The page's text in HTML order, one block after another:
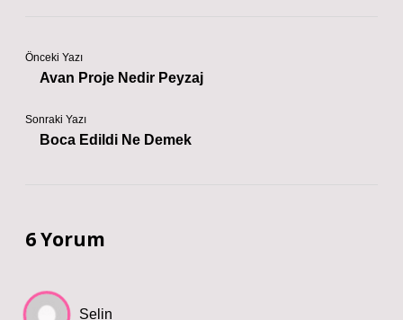
Önceki Yazı
Avan Proje Nedir Peyzaj
Sonraki Yazı
Boca Edildi Ne Demek
6 Yorum
Selin